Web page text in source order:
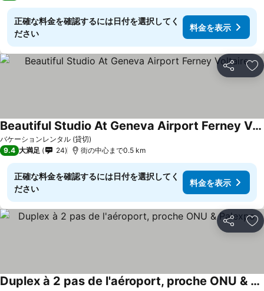
正確な料金を確認するには日付を選択してく
ださい
料金を表示
シェア お
バケーションレンタル (貸切)
Beautiful Studio At Geneva Airport Ferney Voltaire
9.4 大満足 24 街の中心まで0.5 km
正確な料金を確認するには日付を選択してく
ださい
料金を表示
シェア お
Duplex à 2 pas de l'aéroport, proche ONU & Palexpo